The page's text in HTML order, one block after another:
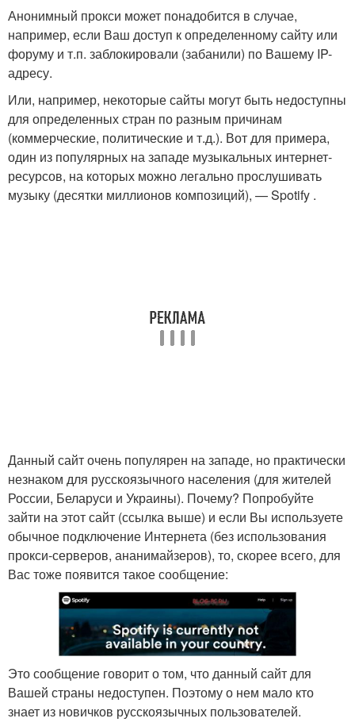
Анонимный прокси может понадобится в случае,
например, если Ваш доступ к определенному сайту или
форуму и т.п. заблокировали (забанили) по Вашему IP-
адресу.
Или, например, некоторые сайты могут быть недоступны
для определенных стран по разным причинам
(коммерческие, политические и т.д.). Вот для примера,
один из популярных на западе музыкальных интернет-
ресурсов, на которых можно легально прослушивать
музыку (десятки миллионов композиций), — Spotify .
Данный сайт очень популярен на западе, но практически
незнаком для русскоязычного населения (для жителей
России, Беларуси и Украины). Почему? Попробуйте
зайти на этот сайт (ссылка выше) и если Вы используете
обычное подключение Интернета (без использования
прокси-серверов, ананимайзеров), то, скорее всего, для
Вас тоже появится такое сообщение:
Это сообщение говорит о том, что данный сайт для
Вашей страны недоступен. Поэтому о нем мало кто
знает из новичков русскоязычных пользователей.